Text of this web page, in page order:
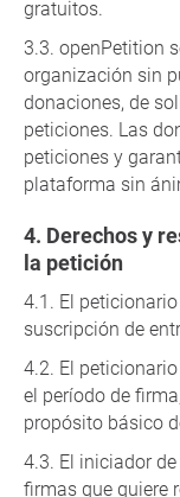
gratuitos.
openPetition
organización sin
donaciones, de
peticiones. Las
peticiones y
plataforma sin
Derechos y
la petición
El
suscripción de
El
el período de
propósito básico
El iniciador
firmas que quiere